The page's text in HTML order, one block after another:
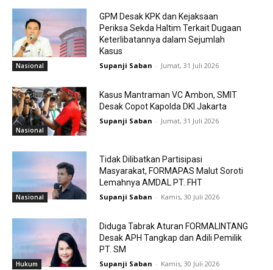
Nasional
GPM Desak KPK dan Kejaksaan
Periksa Sekda Haltim Terkait Dugaan
Keterlibatannya dalam Sejumlah
Kasus
Supanji Saban - Jumat, 31 Juli 2026
Nasional
Kasus Mantraman VC Ambon, SMIT
Desak Copot Kapolda DKI Jakarta
Supanji Saban - Jumat, 31 Juli 2026
Nasional
Tidak Dilibatkan Partisipasi
Masyarakat, FORMAPAS Malut Soroti
Lemahnya AMDAL PT. FHT
Supanji Saban - Kamis, 30 Juli 2026
Hukum
Diduga Tabrak Aturan FORMALINTANG
Desak APH Tangkap dan Adili Pemilik
PT. SM
Supanji Saban - Kamis, 30 Juli 2026